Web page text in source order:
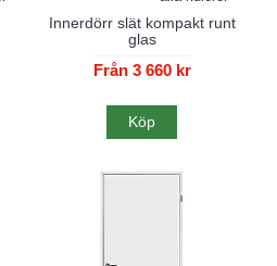
Innerdörr slät kompakt runt
glas
Från 3 660 kr
Köp